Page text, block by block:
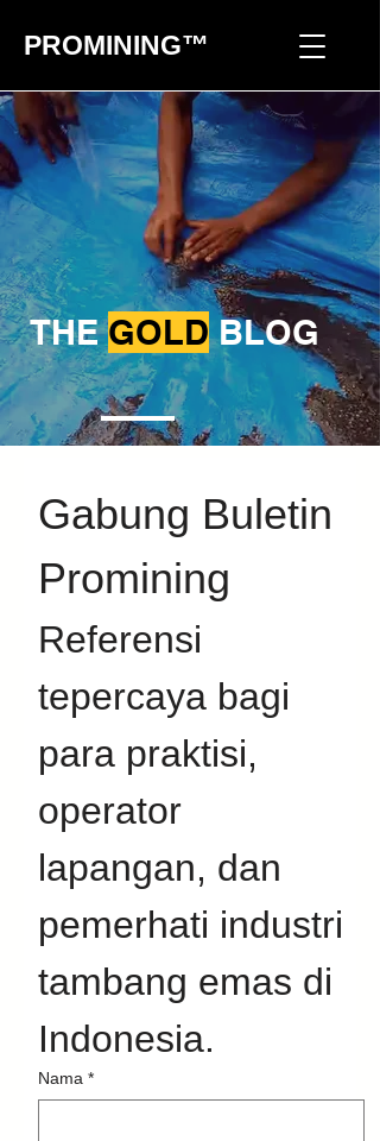
PROMINING™
THEGOLDBLOG
Gabung Buletin
Promining
Referensi
tepercaya bagi
para praktisi,
operator
lapangan, dan
pemerhati industri
tambang emas di
Nama *